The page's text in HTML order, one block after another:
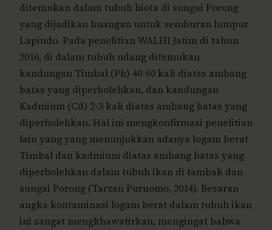
ditemukan dalam tubuh biota di sungai Porong
yang dijadikan buangan untuk semburan lumpur
Lapindo. Pada penelitian WALHI Jatim di tahun
2016, di dalam tubuh udang ditemukan
kandungan Timbal (Pb) 40-60 kali diatas ambang
batas yang diperbolehkan, dan kandungan
Kadmium (Cd) 2-3 kali diatas ambang batas yang
diperbolehkan. Hal ini mengkonfirmasi penelitian
lain yang yang menunjukkan adanya logam berat
Timbal dan kadmium diatas ambang batas yang
diperbolehkan dalam tubuh ikan di tambak dan
sungai Porong (Tarzan Purnomo, 2014). Besaran
angka kontaminasi logam berat dalam tubuh ikan
ini sangat mengkhawatirkan, mengingat bahwa